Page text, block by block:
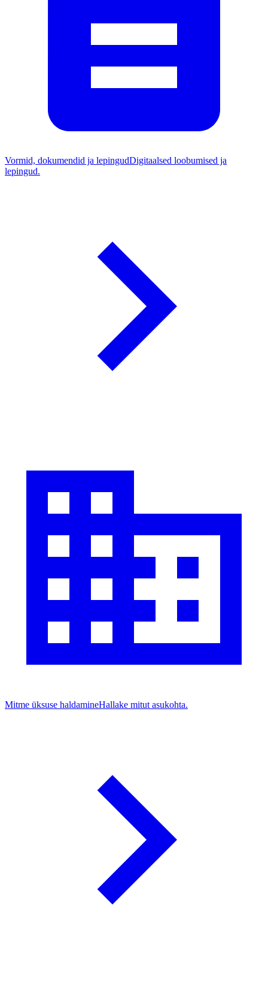
Vormid, dokumendid ja lepingudDigitaalsed loobumised ja
lepingud.
Mitme üksuse haldamineHallake mitut asukohta.